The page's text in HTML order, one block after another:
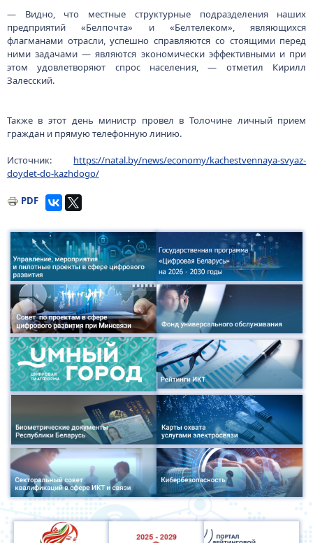
— Видно, что местные структурные подразделения наших
предприятий «Белпочта» и «Белтелеком», являющихся
флагманами отрасли, успешно справляются со стоящими перед
ними задачами — являются экономически эффективными и при
этом удовлетворяют спрос населения, — отметил Кирилл
Залесский.
Также в этот день министр провел в Толочине личный прием
граждан и прямую телефонную линию.
Источник: https://natal.by/news/economy/kachestvennaya-svyaz-
doydet-do-kazhdogo/
PDF